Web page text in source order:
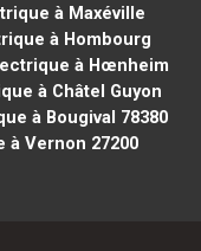
à Maxéville
à Hombourg
à Hœnheim
à Châtel Guyon
à Bougival 78380
Vernon 27200